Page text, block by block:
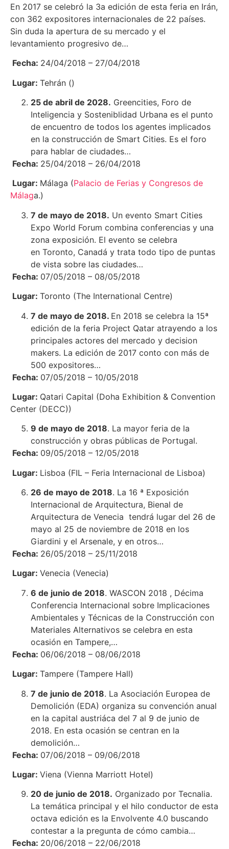
En 2017 se celebró la 3a edición de esta feria en Irán,
con 362 expositores internacionales de 22 países.
Sin duda la apertura de su mercado y el
levantamiento progresivo de…
Fecha: 24/04/2018 – 27/04/2018
Lugar: Tehrán ()
25 de abril de 2028. Greencities, Foro de
Inteligencia y Sosteniblidad Urbana es el punto
de encuentro de todos los agentes implicados
en la construcción de Smart Cities. Es el foro
para hablar de ciudades…
Fecha: 25/04/2018 – 26/04/2018
Lugar: Málaga (Palacio de Ferias y Congresos de
Málaga.)
7 de mayo de 2018. Un evento Smart Cities
Expo World Forum combina conferencias y una
zona exposición. El evento se celebra
en Toronto, Canadá y trata todo tipo de puntas
de vista sobre las ciudades…
Fecha: 07/05/2018 – 08/05/2018
Lugar: Toronto (The International Centre)
7 de mayo de 2018. En 2018 se celebra la 15ª
edición de la feria Project Qatar atrayendo a los
principales actores del mercado y decision
makers. La edición de 2017 conto con más de
500 expositores…
Fecha: 07/05/2018 – 10/05/2018
Lugar: Qatari Capital (Doha Exhibition & Convention
Center (DECC))
9 de mayo de 2018. La mayor feria de la
construcción y obras públicas de Portugal.
Fecha: 09/05/2018 – 12/05/2018
Lugar: Lisboa (FIL – Feria Internacional de Lisboa)
26 de mayo de 2018. La 16 ª Exposición
Internacional de Arquitectura, Bienal de
Arquitectura de Venecia tendrá lugar del 26 de
mayo al 25 de noviembre de 2018 en los
Giardini y el Arsenale, y en otros…
Fecha: 26/05/2018 – 25/11/2018
Lugar: Venecia (Venecia)
6 de junio de 2018. WASCON 2018 , Décima
Conferencia Internacional sobre Implicaciones
Ambientales y Técnicas de la Construcción con
Materiales Alternativos se celebra en esta
ocasión en Tampere,…
Fecha: 06/06/2018 – 08/06/2018
Lugar: Tampere (Tampere Hall)
7 de junio de 2018. La Asociación Europea de
Demolición (EDA) organiza su convención anual
en la capital austriáca del 7 al 9 de junio de
2018. En esta ocasión se centran en la
demolición…
Fecha: 07/06/2018 – 09/06/2018
Lugar: Viena (Vienna Marriott Hotel)
20 de junio de 2018. Organizado por Tecnalia.
La temática principal y el hilo conductor de esta
octava edición es la Envolvente 4.0 buscando
contestar a la pregunta de cómo cambia…
Fecha: 20/06/2018 – 22/06/2018